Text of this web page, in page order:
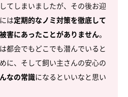
てしまいましたが、その後お迎
は定期的なノミ対策を徹底して
害にあったことがありません。
都会でもどこでも潜んでいると
に、そして飼い主さんの安心の
なの常識になるといいなと思い